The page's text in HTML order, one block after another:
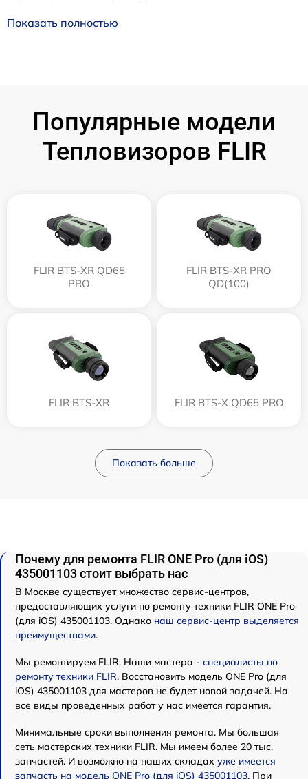
Показать полностью
Популярные модели
Тепловизоров FLIR
FLIR BTS-XR QD65
PRO
FLIR BTS-XR PRO
QD(100)
FLIR BTS-XR FLIR BTS-X QD65 PRO
Показать больше
Почему для ремонта FLIR ONE Pro (для iOS)
435001103 стоит выбрать нас
В Москве существует множество сервис-центров,
предоставляющих услуги по ремонту техники FLIR ONE Pro
(для iOS) 435001103. Однако наш сервис-центр выделяется
преимуществами.
Мы ремонтируем FLIR. Наши мастера - специалисты по
ремонту техники FLIR. Восстановить модель ONE Pro (для
iOS) 435001103 для мастеров не будет новой задачей. На
все виды проведенных работ у нас имеется гарантия.
Минимальные сроки выполнения ремонта. Мы большая
сеть мастерских техники FLIR. Мы имеем более 20 тыс.
запчастей. И возможно на наших складах уже имеется
запчасть на модель ONE Pro (для iOS) 435001103. При